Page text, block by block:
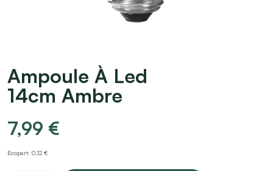
Ampoule À Led
14cm Ambre
7,99 €
Ecopart: 0,12 €